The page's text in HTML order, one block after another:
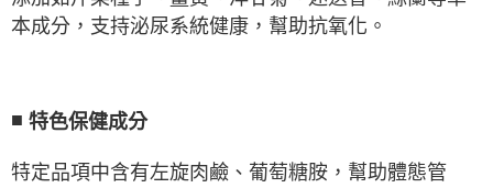
本成分，支持泌尿系統健康，幫助抗氧化。
■ 特色保健成分
特定品項中含有左旋肉鹼、葡萄糖胺，幫助體態管